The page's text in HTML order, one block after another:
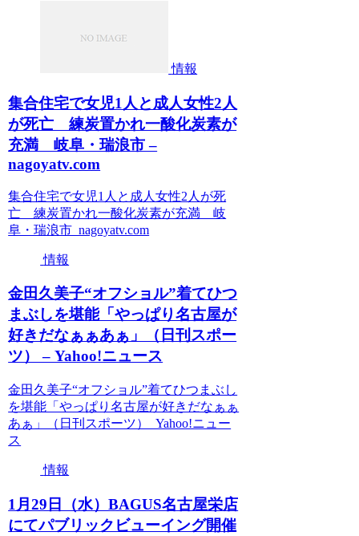
情報
集合住宅で女児1人と成人女性2人
が死亡 練炭置かれ一酸化炭素が
充満 岐阜・瑞浪市 –
nagoyatv.com
集合住宅で女児1人と成人女性2人が死
亡 練炭置かれ一酸化炭素が充満 岐
阜・瑞浪市 nagoyatv.com
情報
金田久美子“オフショル”着てひつ
まぶしを堪能「やっぱり名古屋が
好きだなぁぁあぁ」（日刊スポー
ツ） – Yahoo!ニュース
金田久美子“オフショル”着てひつまぶし
を堪能「やっぱり名古屋が好きだなぁぁ
あぁ」（日刊スポーツ） Yahoo!ニュー
ス
情報
1月29日（水）BAGUS名古屋栄店
にてパブリックビューイング開催